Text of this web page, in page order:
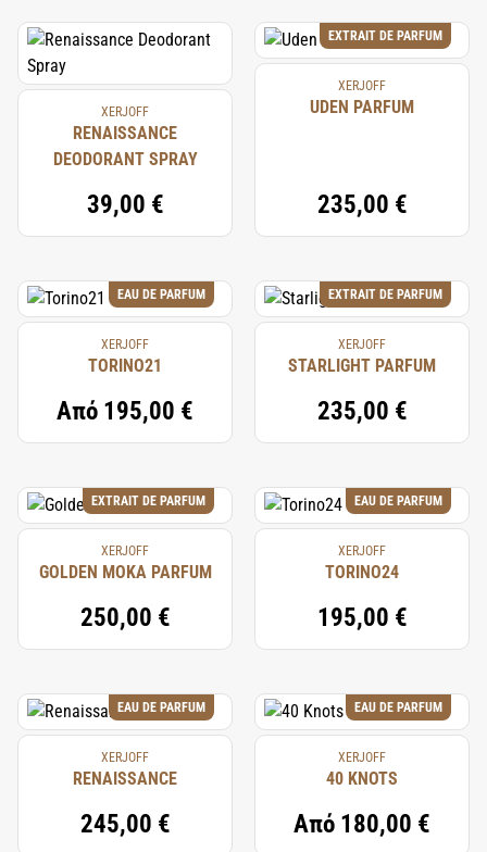
XERJOFF
RENAISSANCE
DEODORANT SPRAY
39,00 €
EXTRAIT DE PARFUM
XERJOFF
UDEN PARFUM
235,00 €
EAU DE PARFUM
XERJOFF
TORINO21
Από 195,00 €
EXTRAIT DE PARFUM
XERJOFF
STARLIGHT PARFUM
235,00 €
EXTRAIT DE PARFUM
XERJOFF
GOLDEN MOKA PARFUM
250,00 €
EAU DE PARFUM
XERJOFF
TORINO24
195,00 €
EAU DE PARFUM
XERJOFF
RENAISSANCE
245,00 €
EAU DE PARFUM
XERJOFF
40 KNOTS
Από 180,00 €